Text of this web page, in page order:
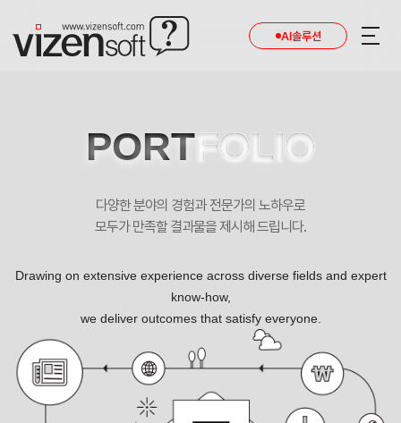
AI솔루션
HC렌탈 포트폴리오
PORTFOLIO
다양한 분야의 경험과 전문가의 노하우로
모두가 만족할 결과물을 제시해 드립니다.
Drawing on extensive experience across diverse fields and expert
know-how,
we deliver outcomes that satisfy everyone.